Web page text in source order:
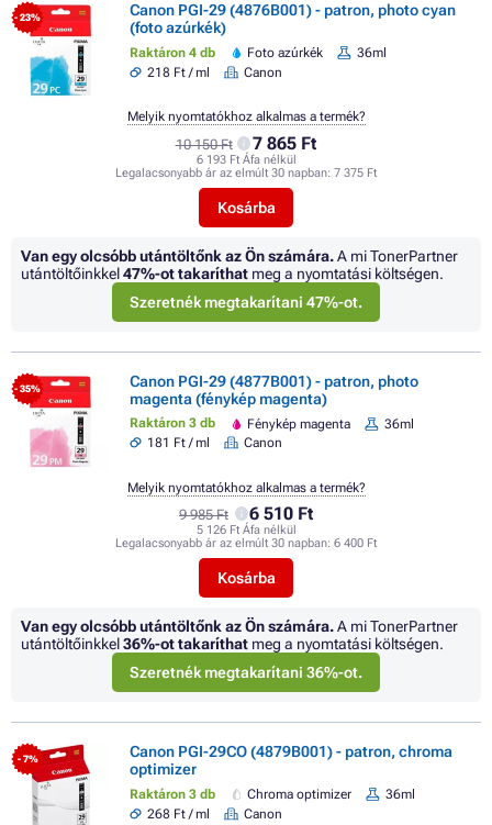
- 23%
Canon PGI-29 (4876B001) - patron, photo cyan
(foto azúrkék)
Raktáron 4 db Foto azúrkék
36ml
218 Ft / ml
Canon
10 150 Ft 7 865 Ft
6 193 Ft Áfa nélkül
Legalacsonyabb ár az elmúlt 30 napban: 7 375 Ft
Kosárba
Melyik nyomtatókhoz alkalmas a termék?
Van egy olcsóbb utántöltőnk az Ön számára.A mi TonerPartner
utántöltőinkkel47%-ot takaríthat meg a nyomtatási költségen.
Szeretnék megtakarítani 47%-ot.
- 35%
Canon PGI-29 (4877B001) - patron, photo
magenta (fénykép magenta)
Raktáron 3 db Fénykép magenta
36ml
181 Ft / ml
Canon
9 985 Ft 6 510 Ft
5 126 Ft Áfa nélkül
Legalacsonyabb ár az elmúlt 30 napban: 6 400 Ft
Kosárba
Melyik nyomtatókhoz alkalmas a termék?
Van egy olcsóbb utántöltőnk az Ön számára.A mi TonerPartner
utántöltőinkkel36%-ot takaríthat meg a nyomtatási költségen.
Szeretnék megtakarítani 36%-ot.
- 7%
Canon PGI-29CO (4879B001) - patron, chroma
optimizer
Raktáron 3 db Chroma optimizer
36ml
268 Ft / ml
Canon